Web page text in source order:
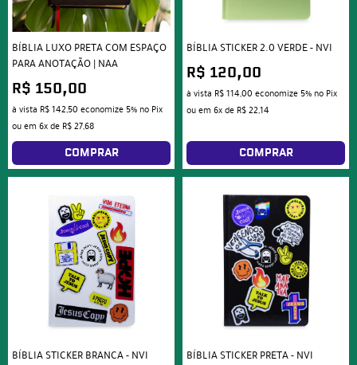
BÍBLIA LUXO PRETA COM ESPAÇO
PARA ANOTAÇÃO | NAA
R$ 150,00
à vista R$ 142,50 economize 5% no Pix
ou em 6xde R$ 27,68
COMPRAR
BÍBLIA STICKER 2.0 VERDE - NVI
R$ 120,00
à vista R$ 114,00 economize 5% no Pix
ou em 6xde R$ 22,14
COMPRAR
BÍBLIA STICKER BRANCA - NVI BÍBLIA STICKER PRETA - NVI